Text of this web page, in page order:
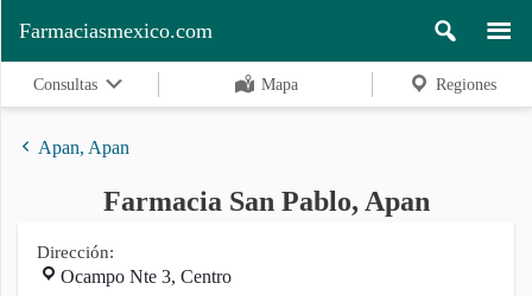
Farmaciasmexico.com
Consultas Mapa Regiones
Apan, Apan
Farmacia San Pablo, Apan
Dirección:
Ocampo Nte 3, Centro